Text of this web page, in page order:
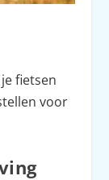
fietsen
voor